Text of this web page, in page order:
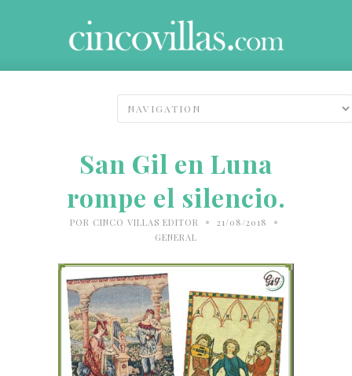
San Gil en Luna
rompe el silencio.
POR CINCO VILLAS EDITOR • 21/08/2018 •
GENERAL